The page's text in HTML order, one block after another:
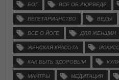
БОГ ВСЕ ОБ АЮРВЕДЕ
ВЕГЕТАРИАНСТВО ВЕДЫ
ВСЕ О ЙОГЕ ДЛЯ ЖЕНЩИН
ЖЕНСКАЯ КРАСОТА
КАК БЫТЬ ЗДОРОВЫМ
МАНТРЫ МЕДИТАЦИЯ